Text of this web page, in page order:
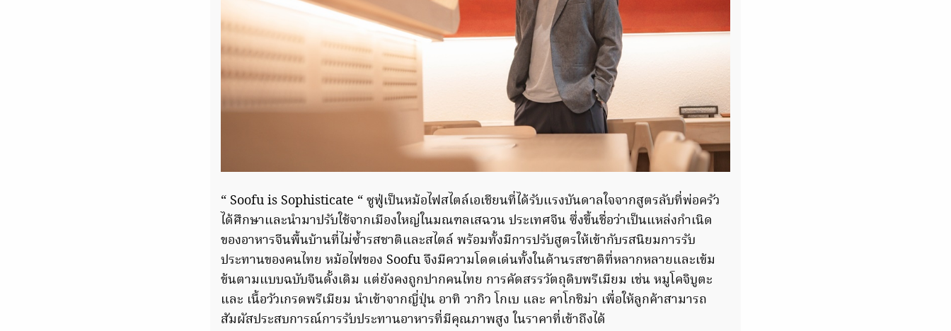
“ Soofu is Sophisticate “ ซูฟู่เป็นหม้อไฟสไตล์เอเชียนที่ได้รับแรงบันดาลใจจากสูตรลับที่พ่อครัว
ได้ศึกษาและนำมาปรับใช้จากเมืองใหญ่ในมณฑลเสฉวน ประเทศจีน ซึ่งขึ้นชื่อว่าเป็นแหล่งกำเนิด
ของอาหารจีนพื้นบ้านที่ไม่ซ้ำรสชาติและสไตล์ พร้อมทั้งมีการปรับสูตรให้เข้ากับรสนิยมการรับ
ประทานของคนไทย หม้อไฟของ Soofu จึงมีความโดดเด่นทั้งในด้านรสชาติที่หลากหลายและเข้ม
ข้นตามแบบฉบับจีนดั้งเดิม แต่ยังคงถูกปากคนไทย การคัดสรรวัตถุดิบพรีเมียม เช่น หมูโคจิบูตะ
และ เนื้อวัวเกรดพรีเมียม นำเข้าจากญี่ปุ่น อาทิ วากิว โกเบ และ คาโกชิม่า เพื่อให้ลูกค้าสามารถ
สัมผัสประสบการณ์การรับประทานอาหารที่มีคุณภาพสูง ในราคาที่เข้าถึงได้